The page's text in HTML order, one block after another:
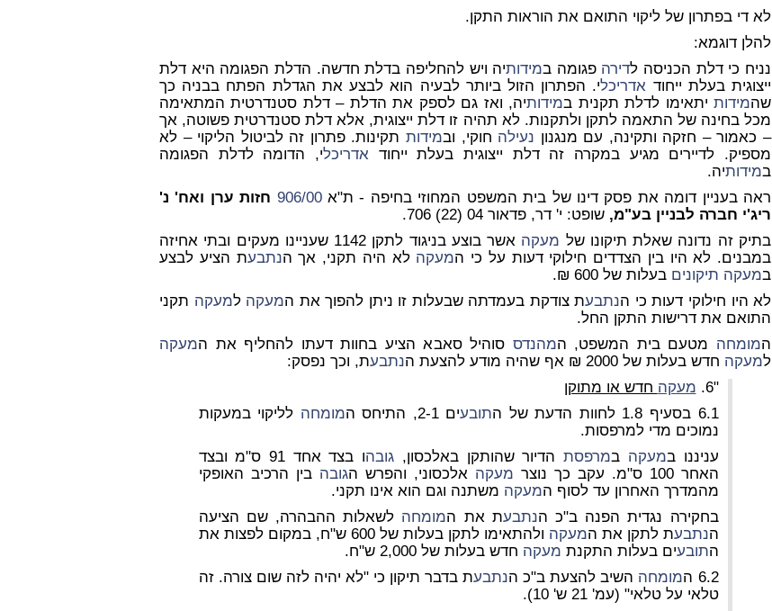
לא די בפתרון של ליקוי התואם את הוראות התקן.
להלן דוגמא:
נניח כי דלת הכניסה לדירה פגומה במידותיה ויש להחליפה בדלת חדשה. הדלת הפגומה היא דלת
ייצוגית בעלת ייחוד אדריכלי. הפתרון הזול ביותר לבעיה הוא לבצע את הגדלת הפתח בבניה כך
שהמידותיתאימו לדלת תקנית במידותיה, ואז גם לספק את הדלת – דלת סטנדרטית המתאימה
מכל בחינה של התאמה לתקן ולתקנות. לא תהיה זו דלת ייצוגית, אלא דלת סטנדרטית פשוטה, אך
– כאמור – חזקה ותקינה, עם מנגנון נעילה חוקי, ובמידות תקינות. פתרון זה לביטול הליקוי – לא
מספיק. לדיירים מגיע במקרה זה דלת ייצוגית בעלת ייחוד אדריכלי, הדומה לדלת הפגומה
במידותיה.
ראה בעניין דומה את פסק דינו של בית המשפט המחוזי בחיפה - ת"א906/00 חזות ערן ואח' נ'
ריג'י חברה לבניין בע"מ, שופט: י' דר, פדאור 04 (22) 706.
בתיק זה נדונה שאלת תיקונו של מעקה
אשר בוצע בניגוד לתקן 1142 שעניינו מעקים ובתי אחיזה
במבנים. לא היו בין הצדדים חילוקי דעות על כי המעקה לא היה תקני, אך הנתבעת הציע לבצע
במעקה תיקונים בעלות של 600 ₪.
לא היו חילוקי דעות כי הנתבעת צודקת בעמדתה שבעלות זו ניתן להפוך את המעקה למעקה תקני
התואם את דרישות התקן החל.
המומחה מטעם בית המשפט, המהנדס סוהיל סאבא הציע בחוות דעתו להחליף את המעקה
למעקה חדש בעלות של 2000 ₪ אף שהיה מודע להצעת ה נתבעת, וכך נפסק:
"6.
מעקה חדש או מתוקן
6.1 בסעיף 1.8 לחוות הדעת של ה
תובעים 2-1, התיחס ה מומחה לליקוי במעקות
נמוכים מדי למרפסות.
עניננו במעקה במרפסתהדיור שהותקן באלכסון, גובה
ו בצד אחד 91 ס"מ ובצד
האחר 100 ס"מ. עקב כך נוצר
מעקה אלכסוני, והפרש הגובה בין הרכיב האופקי
מהמדרך האחרון עד לסוף המעקה משתנה וגם הוא אינו תקני.
בחקירה נגדית הפנה ב"כ הנתבעת את המומחה לשאלות ההבהרה, שם הציעה
הנתבעת לתקן את המעקה
ולהתאימו לתקן בעלות של 600 ש"ח, במקום לפצות את
התובעים בעלות התקנת מעקה חדש בעלות של 2,000 ש"ח.
6.2 ה
מומחה השיב להצעת ב"כ הנתבעת בדבר תיקון כי "לא יהיה לזה שום צורה. זה
טלאי על טלאי" (עמ' 21 ש' 10).